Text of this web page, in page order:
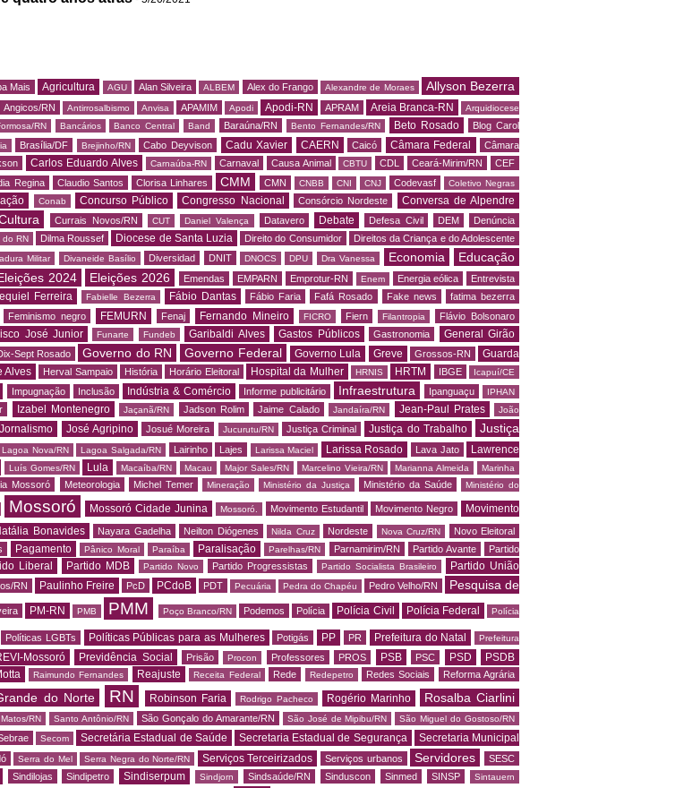
Mais Agricultura AGU Alan Silveira ALBEM Alex do Frango Alexandre de Moraes
Allyson Bezerra
Angicos/RN Antirrosalbismo Anvisa APAMIM Apodi Apodi-RN APRAM Areia Branca-RN
Arquidiocese
RN Bancários Banco Central Band Baraúna/RN Bento Fernandes/RN Beto Rosado
Blog Carol
Brasília/DF Brejinho/RN Cabo Deyvison Cadu Xavier CAERN Caicó Câmara Federal
Câmara
Carlos Eduardo Alves Carnaúba-RN Carnaval Causa Animal CBTU CDL Ceará-Mirim/RN CEF
Regina Claudio Santos Clorisa Linhares CMM CMN CNBB CNI CNJ Codevasf Coletivo Negras
Conab Concurso Público Congresso Nacional Consórcio Nordeste Conversa de Alpendre
Currais Novos/RN CUT Daniel Valença Datavero Debate Defesa Civil DEM Denúncia
do RN Dilma Roussef Diocese de Santa Luzia Direito do Consumidor Direitos da Criança e do Adolescente
Militar Divaneide Basílio Diversidad DNIT DNOCS DPU Dra Vanessa Economia Educação
2024 Eleições 2026 Emendas EMPARN Emprotur-RN Enem Energia eólica Entrevista
Ferreira Fabielle Bezerra Fábio Dantas Fábio Faria Fafá Rosado Fake news fatima bezerra
Feminismo negro FEMURN Fenaj Fernando Mineiro FICRO Fiern Filantropia Flávio Bolsonaro
José Junior Funarte Fundeb Garibaldi Alves Gastos Públicos Gastronomia General Girão
Sept Rosado Governo do RN Governo Federal Governo Lula Greve Grossos-RN
Guarda
Alves Herval Sampaio História Horário Eleitoral Hospital da Mulher HRNIS HRTM IBGE Icapuí/CE
Impugnação Inclusão Indústria & Comércio Informe publicitário Infraestrutura Ipanguaçu IPHAN
Izabel Montenegro Jaçanã/RN Jadson Rolim Jaime Calado Jandaíra/RN Jean-Paul Prates
João
Jornalismo José Agripino Josué Moreira Jucurutu/RN Justiça Criminal Justiça do Trabalho
Justiça
Lagoa Nova/RN Lagoa Salgada/RN Lairinho Lajes Larissa Maciel Larissa Rosado Lava Jato
Lawrence
Luís Gomes/RN Lula Macaíba/RN Macau Major Sales/RN Marcelino Vieira/RN Marianna Almeida Marinha
Mossoró Meteorologia Michel Temer Mineração Ministério da Justiça Ministério da Saúde Ministério do
Mossoró Mossoró Cidade Junina Mossoró. Movimento Estudantil Movimento Negro
Movimento
Bonavides Nayara Gadelha Neilton Diógenes Nilda Cruz Nordeste Nova Cruz/RN Novo Eleitoral
Pagamento Pânico Moral Paraíba Paralisação Parelhas/RN Parnamirim/RN Partido Avante
Partido
Liberal Partido MDB Partido Novo Partido Progressistas Partido Socialista Brasileiro
Partido União
RN Paulinho Freire PcD PCdoB PDT Pecuária Pedra do Chapéu Pedro Velho/RN
Pesquisa de
PM-RN PMB PMM Poço Branco/RN Podemos Polícia Polícia Civil Polícia Federal Polícia
Políticas LGBTs Políticas Públicas para as Mulheres Potigás PP PR Prefeitura do Natal
Prefeitura
Mossoró Previdência Social Prisão Procon Professores PROS PSB PSC PSD PSDB
Raimundo Fernandes Reajuste Receita Federal Rede Redepetro Redes Sociais Reforma Agrária
do Norte RN Robinson Faria Rodrigo Pacheco Rogério Marinho Rosalba Ciarlini
RN Santo Antônio/RN São Gonçalo do Amarante/RN São José de Mipibu/RN
São Miguel do Gostoso/RN
Secom Secretária Estadual de Saúde Secretaria Estadual de Segurança
Secretaria Municipal
Serra do Mel Serra Negra do Norte/RN Serviços Terceirizados Serviços urbanos Servidores SESC
Sindilojas Sindipetro Sindiserpum Sindjorn Sindsaúde/RN Sinduscon Sinmed SINSP Sintauern